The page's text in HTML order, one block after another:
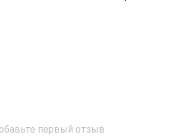
первый отзыв